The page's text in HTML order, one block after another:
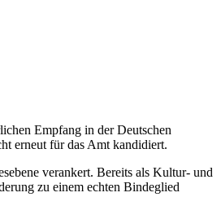
Empfang in der Deutschen
erneut für das Amt kandidiert.
verankert. Bereits als Kultur- und
zu einem echten Bindeglied